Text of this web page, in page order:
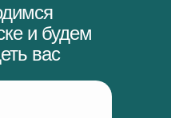
и будем
вас